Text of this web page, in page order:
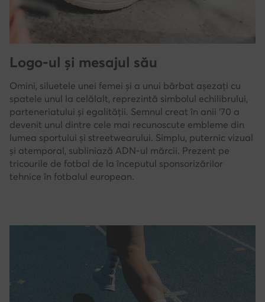
Logo-ul și mesajul său
Omini, siluetele unei femei și a unui bărbat așezați cu
spatele unul la celălalt, reprezintă simbolul echilibrului,
parteneriatului și egalității. Semnul creat în anii '70 a
devenit unul dintre cele mai recunoscute embleme din
lumea sportului și streetwearului. Simplu, puternic vizual
și atemporal, subliniază ADN-ul mărcii. Prezent pe
tricourile de fotbal de la începutul sponsorizărilor
tehnice în fotbalul european.